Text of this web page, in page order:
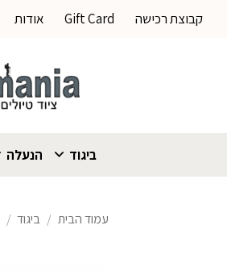
קבוצת רכישה Gift Card אודות
ביגוד הנעלה
עמוד הבית / ביגוד /